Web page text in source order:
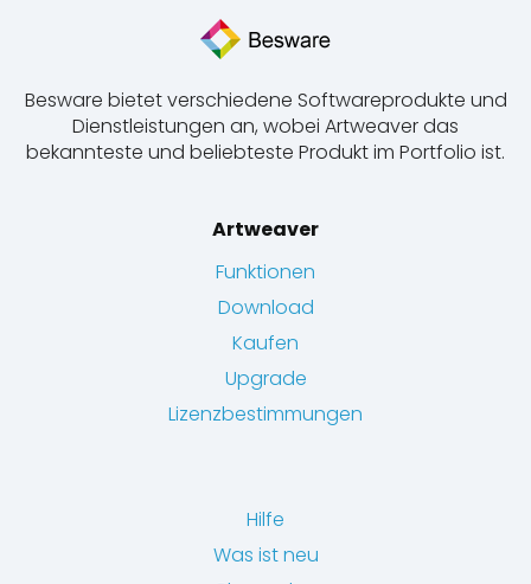
Besware bietet verschiedene Softwareprodukte und
Dienstleistungen an, wobei Artweaver das
bekannteste und beliebteste Produkt im Portfolio ist.
Artweaver
Funktionen
Download
Kaufen
Upgrade
Lizenzbestimmungen
Hilfe
Was ist neu